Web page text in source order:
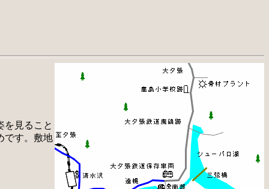
を見ること
です。敷地